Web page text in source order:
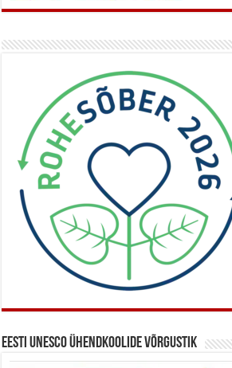
Eesti UNESCO ühendkoolide võrgustik